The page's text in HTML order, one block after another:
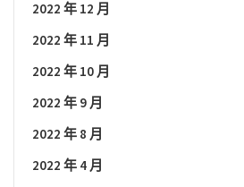
2022 年 12 月
2022 年 11 月
2022 年 10 月
2022 年 9 月
2022 年 8 月
2022 年 4 月